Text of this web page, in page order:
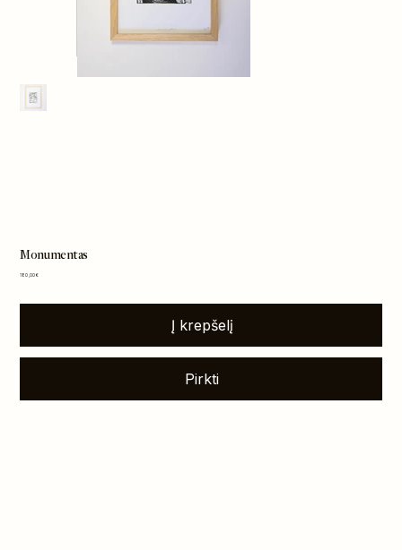
Monumentas
Kaina
180,00 €
Į krepšelį
Pirkti